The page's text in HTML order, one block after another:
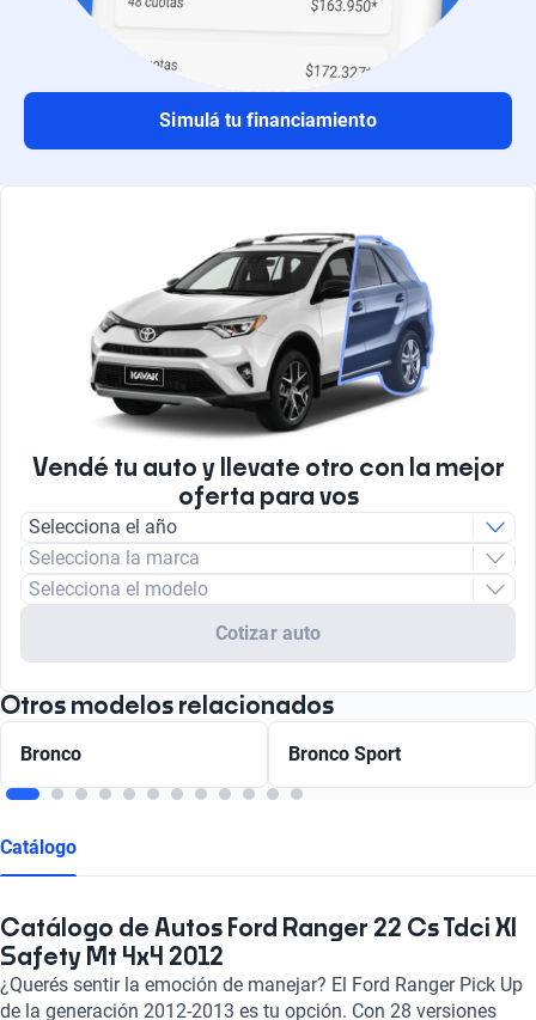
Simulá tu financiamiento
Vendé tu auto y llevate otro con la mejor
oferta para vos
Selecciona el año
Selecciona la marca
Selecciona el modelo
Cotizar auto
Otros modelos relacionados
Bronco Bronco Sport
Catálogo
Catálogo de Autos Ford Ranger 22 Cs Tdci Xl
Safety Mt 4x4 2012
¿Querés sentir la emoción de manejar? El Ford Ranger Pick Up
de la generación 2012-2013 es tu opción. Con 28 versiones